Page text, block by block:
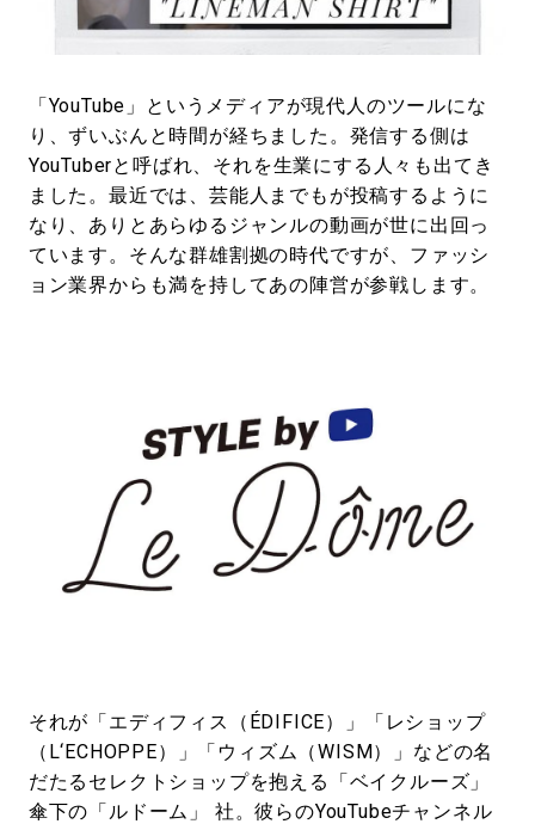
「YouTube」というメディアが現代人のツールにな
り、ずいぶんと時間が経ちました。発信する側は
YouTuberと呼ばれ、それを生業にする人々も出てき
ました。最近では、芸能人までもが投稿するように
なり、ありとあらゆるジャンルの動画が世に出回っ
ています。そんな群雄割拠の時代ですが、ファッシ
ョン業界からも満を持してあの陣営が参戦します。
それが「エディフィス（ÉDIFICE）」「レショップ
（L‘ECHOPPE）」「ウィズム（WISM）」などの名
だたるセレクトショップを抱える「ベイクルーズ」
傘下の「ルドーム」 社。彼らのYouTubeチャンネル